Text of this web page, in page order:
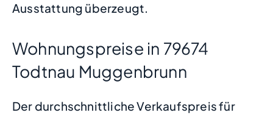
Ausstattung überzeugt.
Wohnungspreise in 79674
Todtnau Muggenbrunn
Der durchschnittliche Verkaufspreis für